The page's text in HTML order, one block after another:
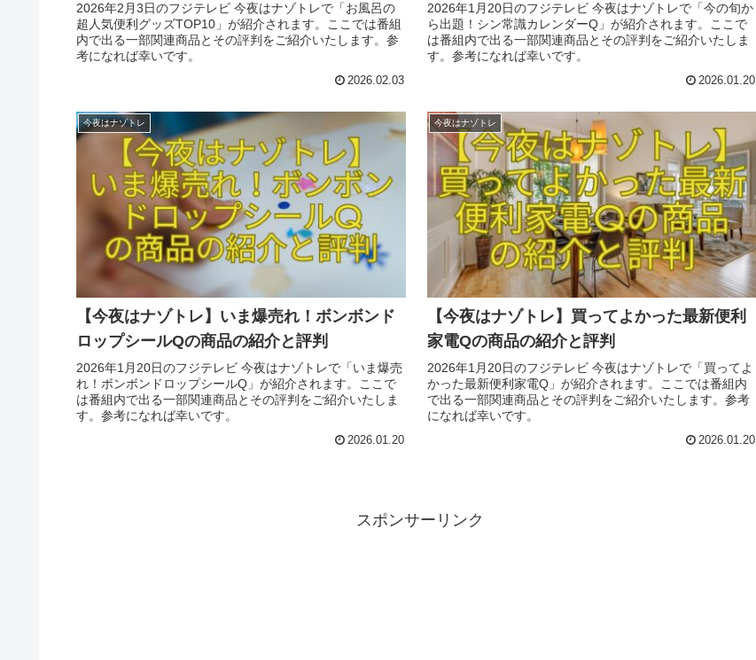
2026年2月3日のフジテレビ 今夜はナゾトレで「お風呂の
超人気便利グッズTOP10」が紹介されます。ここでは番組
内で出る一部関連商品とその評判をご紹介いたします。参
考になれば幸いです。
2026.02.03
2026年1月20日のフジテレビ 今夜はナゾトレで「今の旬か
ら出題！シン常識カレンダーQ」が紹介されます。ここで
は番組内で出る一部関連商品とその評判をご紹介いたしま
す。参考になれば幸いです。
2026.01.20
今夜はナゾトレ
【今夜はナゾトレ】いま爆売れ！ボンボンド
ロップシールQの商品の紹介と評判
2026年1月20日のフジテレビ 今夜はナゾトレで「いま爆売
れ！ボンボンドロップシールQ」が紹介されます。ここで
は番組内で出る一部関連商品とその評判をご紹介いたしま
す。参考になれば幸いです。
2026.01.20
今夜はナゾトレ
【今夜はナゾトレ】買ってよかった最新便利
家電Qの商品の紹介と評判
2026年1月20日のフジテレビ 今夜はナゾトレで「買ってよ
かった最新便利家電Q」が紹介されます。ここでは番組内
で出る一部関連商品とその評判をご紹介いたします。参考
になれば幸いです。
2026.01.20
スポンサーリンク